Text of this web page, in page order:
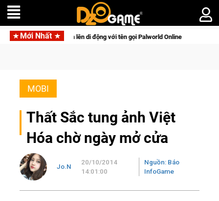
Mới Nhất
sinh tồn lên di động với tên gọi Palworld Online
MOBI
Thất Sắc tung ảnh Việt
Hóa chờ ngày mở cửa
Jo.N
20/10/2014
14:01:00
Nguồn: Báo
InfoGame